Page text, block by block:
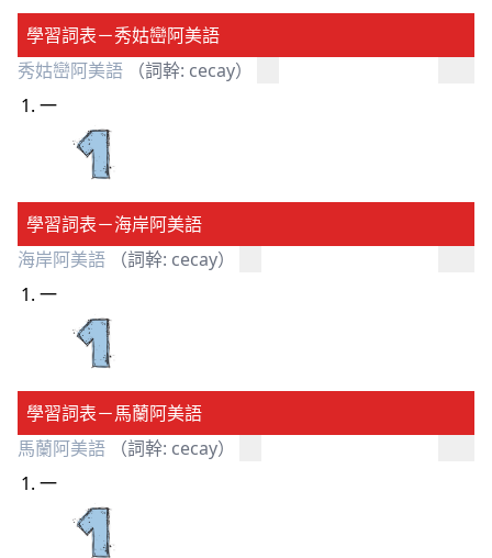
學習詞表－秀姑巒阿美語
秀姑巒阿美語
（詞幹: cecay）
一
學習詞表－海岸阿美語
海岸阿美語
（詞幹: cecay）
一
學習詞表－馬蘭阿美語
馬蘭阿美語
（詞幹: cecay）
一